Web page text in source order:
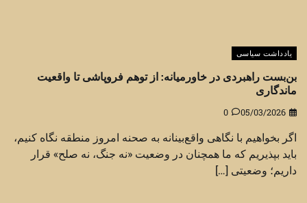
یادداشت سیاسی
بن‌بست راهبردی در خاورمیانه: از توهم فروپاشی تا واقعیت
ماندگاری
05/03/2026
0
اگر بخواهیم با نگاهی واقع‌بینانه به صحنه امروز منطقه نگاه کنیم،
باید بپذیریم که ما همچنان در وضعیت «نه جنگ، نه صلح» قرار
داریم؛ وضعیتی […]